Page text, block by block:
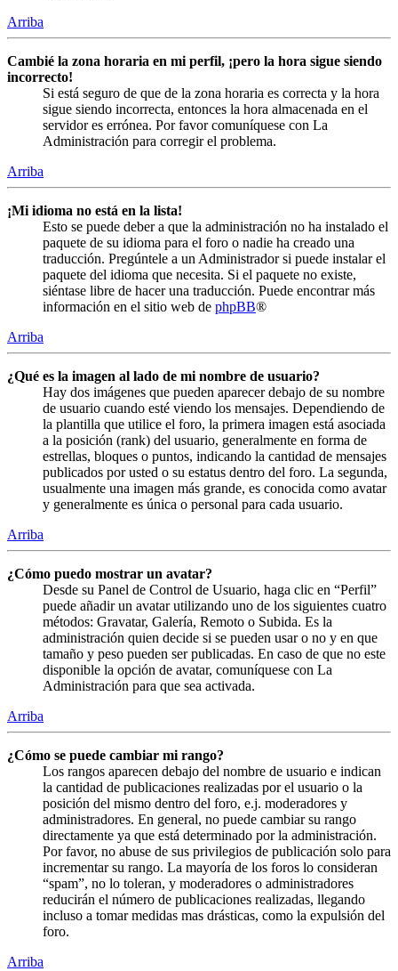
Arriba
Cambié la zona horaria en mi perfil, ¡pero la hora sigue siendo
incorrecto!
Si está seguro de que de la zona horaria es correcta y la hora
sigue siendo incorrecta, entonces la hora almacenada en el
servidor es errónea. Por favor comuníquese con La
Administración para corregir el problema.
Arriba
¡Mi idioma no está en la lista!
Esto se puede deber a que la administración no ha instalado el
paquete de su idioma para el foro o nadie ha creado una
traducción. Pregúntele a un Administrador si puede instalar el
paquete del idioma que necesita. Si el paquete no existe,
siéntase libre de hacer una traducción. Puede encontrar más
información en el sitio web de phpBB®
Arriba
¿Qué es la imagen al lado de mi nombre de usuario?
Hay dos imágenes que pueden aparecer debajo de su nombre
de usuario cuando esté viendo los mensajes. Dependiendo de
la plantilla que utilice el foro, la primera imagen está asociada
a la posición (rank) del usuario, generalmente en forma de
estrellas, bloques o puntos, indicando la cantidad de mensajes
publicados por usted o su estatus dentro del foro. La segunda,
usualmente una imagen más grande, es conocida como avatar
y generalmente es única o personal para cada usuario.
Arriba
¿Cómo puedo mostrar un avatar?
Desde su Panel de Control de Usuario, haga clic en “Perfil”
puede añadir un avatar utilizando uno de los siguientes cuatro
métodos: Gravatar, Galería, Remoto o Subida. Es la
administración quien decide si se pueden usar o no y en que
tamaño y peso pueden ser publicadas. En caso de que no este
disponible la opción de avatar, comuníquese con La
Administración para que sea activada.
Arriba
¿Cómo se puede cambiar mi rango?
Los rangos aparecen debajo del nombre de usuario e indican
la cantidad de publicaciones realizadas por el usuario o la
posición del mismo dentro del foro, e.j. moderadores y
administradores. En general, no puede cambiar su rango
directamente ya que está determinado por la administración.
Por favor, no abuse de sus privilegios de publicación solo para
incrementar su rango. La mayoría de los foros lo consideran
“spam”, no lo toleran, y moderadores o administradores
reducirán el número de publicaciones realizadas, llegando
incluso a tomar medidas mas drásticas, como la expulsión del
foro.
Arriba